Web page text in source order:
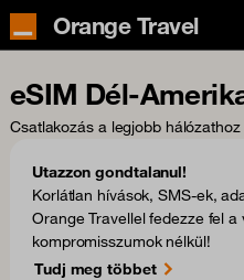
Orange Travel
eSIM Dél-
Csatlakozás a legjobb
Utazzon gondtalanul!
Korlátlan hívások, SMS-ek,
Orange Travellel fedezze fel a
kompromisszumok nélkül!
Tudj meg többet